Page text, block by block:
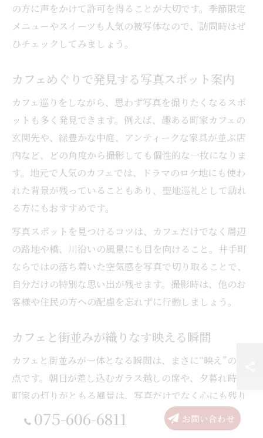
の方に声をかけて許可を得ることが大切です。季節限定
メニューやスイーツも人気の被写体なので、訪問時はぜ
ひチェックしてみましょう。
カフェめぐりで発見する写真スポット案内
カフェ巡りをしながら、思わず写真を撮りたくなるスポ
ットも多く発見できます。例えば、趣ある町家カフェの
玄関先や、緑豊かな中庭、アンティークな家具が並ぶ店
内など、どの角度から撮影しても個性的な一枚になりま
す。地元で人気のカフェでは、ドラマのロケ地にも使わ
れた背景が残っていることもあり、聖地巡礼として訪れ
る方にもおすすめです。
写真スポットを見つけるコツは、カフェだけでなく周辺
の路地や橋、川沿いの風景にも目を向けること。井手町
ならではの落ち着いた空気感を写真で切り取ることで、
自分だけの特別な思い出が残せます。撮影時は、他のお
客様や住民の方への配慮を忘れずに行動しましょう。
カフェと街並みが織りなす映える瞬間
カフェと街並みが一体となる瞬間は、まさに“映え”の頂
点です。朝日が差し込むガラス越しの席や、夕暮れ時の
町家の灯りがともる風景は、写真だけでなく心にも残り
ます。京都府京都市南区綴喜郡井手町ならではの静けさ
と温かみが、訪れる人の感性を刺激します。
075-606-6811 お問い合わせ